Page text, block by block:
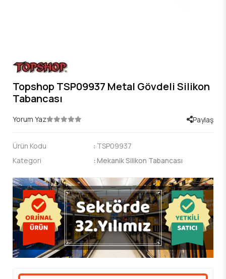
Topshop TSP09937 Metal Gövdeli Silikon
Tabancası
Yorum Yaz Paylaş
Ürün Kodu : TSP09937
Kategori
: Mekanik Silikon Tabancası